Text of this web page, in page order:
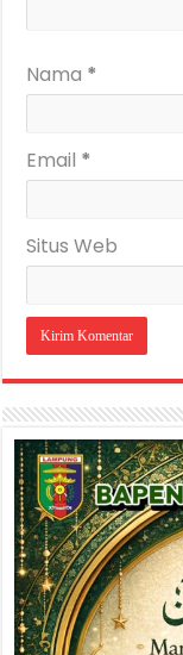
Nama *
Email *
Situs Web